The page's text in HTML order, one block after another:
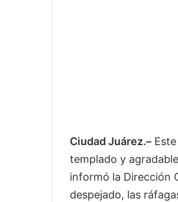
Ciudad Juárez.–
templado y
informó la Dirección
despejado, las